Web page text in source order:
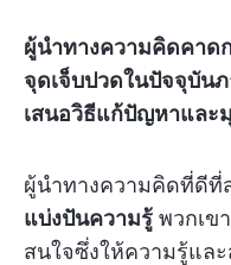
ผู้นำทางความคิดคาด
จุดเจ็บปวดในปัจจุบัน
เสนอวิธีแก้ปัญหาและ
ผู้นำทางความคิดที่ดีที่
แบ่งปันความรู้ พวกเข
สนใจซึ่งให้ความรู้แล